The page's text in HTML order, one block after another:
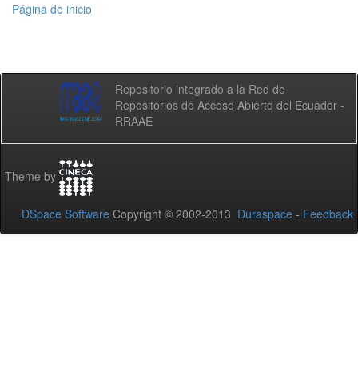
Página de inicio
Repositorio integrado a la Red de
Repositorios de Acceso Abierto del Ecuador -
RRAAE
Theme by
DSpace Software Copyright © 2002-2013 Duraspace - Feedback